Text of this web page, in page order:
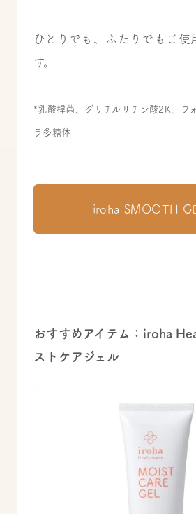
ひとりでも、ふたりでもご使
す。
*乳酸桿菌、グリチルリチン酸2K、フ
ラ多糖体
iroha SMOOTH
おすすめアイテム：iroha
ストケアジェル